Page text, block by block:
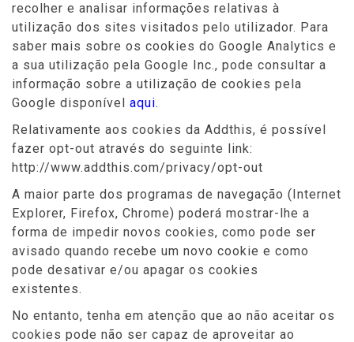
recolher e analisar informações relativas à
utilização dos sites visitados pelo utilizador. Para
saber mais sobre os cookies do Google Analytics e
a sua utilização pela Google Inc., pode consultar a
informação sobre a utilização de cookies pela
Google disponível aqui.
Relativamente aos cookies da Addthis, é possível
fazer opt-out através do seguinte link:
http://www.addthis.com/privacy/opt-out
A maior parte dos programas de navegação (Internet
Explorer, Firefox, Chrome) poderá mostrar-lhe a
forma de impedir novos cookies, como pode ser
avisado quando recebe um novo cookie e como
pode desativar e/ou apagar os cookies
existentes.
No entanto, tenha em atenção que ao não aceitar os
cookies pode não ser capaz de aproveitar ao